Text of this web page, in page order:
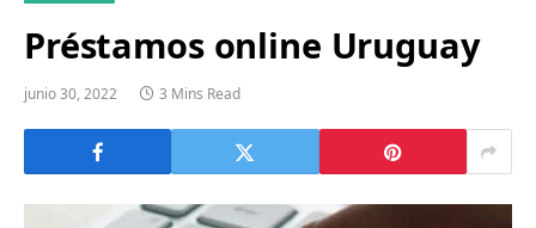
Préstamos online Uruguay
junio 30, 2022 3 Mins Read